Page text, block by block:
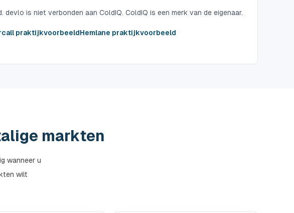
is niet verbonden aan ColdIQ. ColdIQ is een merk van de eigenaar.
praktijkvoorbeeldHemlane praktijkvoorbeeld
markten
wanneer u
wilt